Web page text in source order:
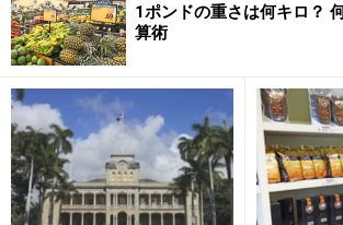
1ポンドの重さは何キロ？
算術